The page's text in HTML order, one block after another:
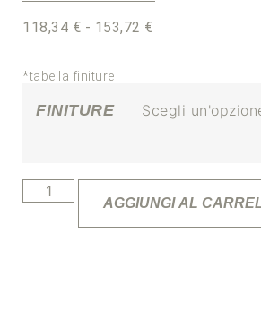
118,34 € - 153,72 €
*tabella finiture
FINITURE
AGGIUNGI AL